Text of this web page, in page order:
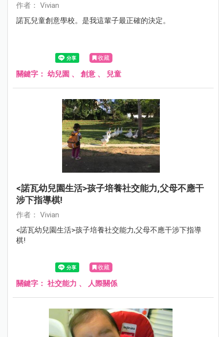
作者： Vivian
諾瓦兒童創意學校。是我這輩子最正確的決定。
收藏
關鍵字： 幼兒園 、 創意 、 兒童
<諾瓦幼兒園生活>孩子培養社交能力,父母不應干
涉下指導棋!
作者： Vivian
<諾瓦幼兒園生活>孩子培養社交能力,父母不應干涉下指導
棋!
收藏
關鍵字： 社交能力 、 人際關係